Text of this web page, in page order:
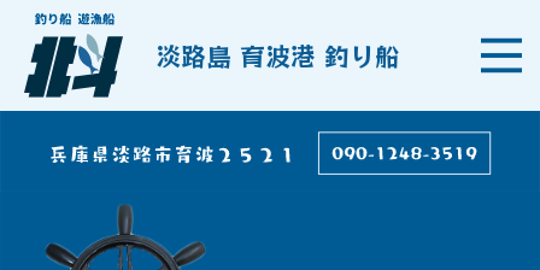
淡路島 育波港 釣り船